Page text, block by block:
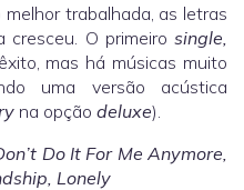
trabalhada, as letras
O primeiro single,
mas há músicas muito
uma versão acústica
na opção deluxe).
Do It For Me Anymore,
Lonely